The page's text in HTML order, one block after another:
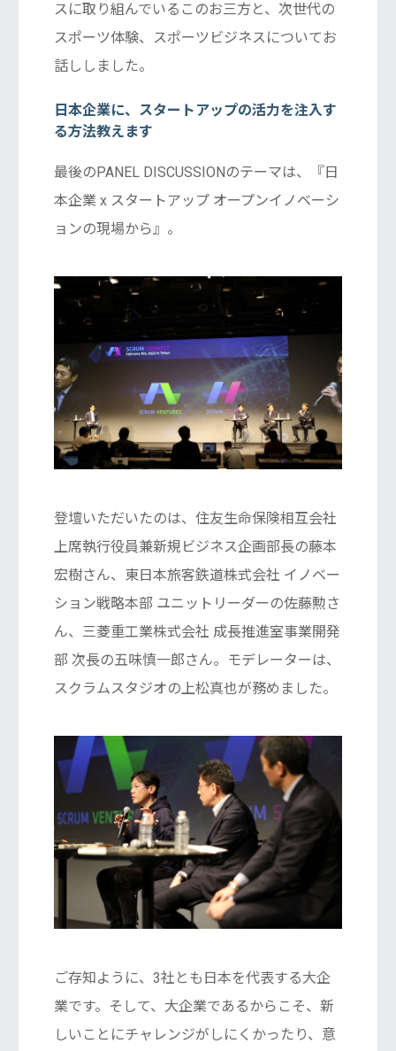
スに取り組んでいるこのお三方と、次世代の
スポーツ体験、スポーツビジネスについてお
話ししました。
日本企業に、スタートアップの活力を注入す
る方法教えます
最後のPANEL DISCUSSIONのテーマは、『日
本企業 x スタートアップ オープンイノベーシ
ョンの現場から』。
登壇いただいたのは、住友生命保険相互会社
上席執行役員兼新規ビジネス企画部長の藤本
宏樹さん、東日本旅客鉄道株式会社 イノベー
ション戦略本部 ユニットリーダーの佐藤勲さ
ん、三菱重工業株式会社 成長推進室事業開発
部 次長の五味慎一郎さん。モデレーターは、
スクラムスタジオの上松真也が務めました。
ご存知ように、3社とも日本を代表する大企
業です。そして、大企業であるからこそ、新
しいことにチャレンジがしにくかったり、意